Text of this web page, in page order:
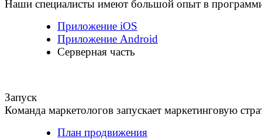
Наши специалисты имеют большой опыт в
Приложение iOS
Приложение Android
Серверная часть
Запуск
Команда маркетологов запускает маркетинговую
План продвижения